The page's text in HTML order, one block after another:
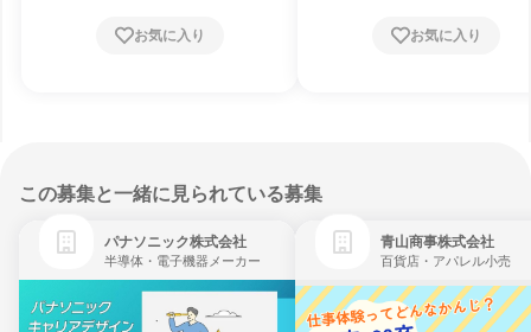
お気に入り お気に入り
この募集と一緒に見られている募集
パナソニック株式会社
半導体・電子機器メーカー
青山商事株式会社
百貨店・アパレル小売